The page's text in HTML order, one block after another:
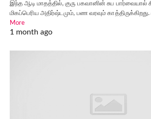
இந்த ஆடி மாதத்தில், குரு பகவானின் சுப பார்வையால்
மிகப்பெரிய அதிர்ஷ்டமும், பண வரவும் காத்திருக்கிறது.
More
1 month ago